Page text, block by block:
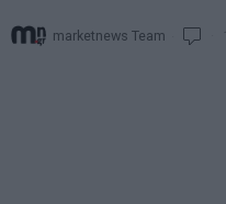
marketnews Team